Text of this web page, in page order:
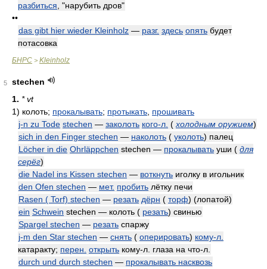
разбиться , "нарубить дров"
••
das gibt hier wieder Kleinholz — разг. здесь опять будет
потасовка
БНРС > Kleinholz
5
stechen
1. * vt
1) колоть; прокалывать; протыкать прошивать
j-n zu Tode stechen — заколоть кого-л. ( холодным оружием)
sich in den Finger stechen — наколоть ( уколоть) палец
Löcher in die Ohrläppchen stechen — прокалывать уши ( для
серёг)
die Nadel ins Kissen stechen — воткнуть иголку в игольник
den Ofen stechen — мет. пробить лётку печи
Rasen ( Torf) stechen — резать дёрн ( торф) (лопатой)
ein Schwein stechen — колоть ( резать) свинью
Spargel stechen — резать спаржу
j-m den Star stechen — снять ( оперировать) кому-л.
катаракту; перен. открыть кому-л. глаза на что-л.
durch und durch stechen — прокалывать насквозь